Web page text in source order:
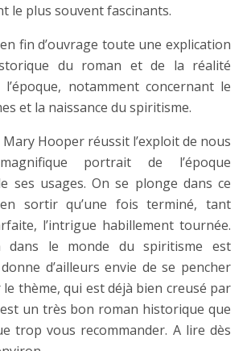
le plus souvent fascinants.
fin d’ouvrage toute une explication
du roman et de la réalité
notamment concernant le
et la naissance du spiritisme.
Hooper réussit l’exploit de nous
portrait de l’époque
ses usages. On se plonge dans ce
sortir qu’une fois terminé, tant
l’intrigue habillement tournée.
dans le monde du spiritisme est
d’ailleurs envie de se pencher
thème, qui est déjà bien creusé par
un très bon roman historique que
trop vous recommander. A lire dès